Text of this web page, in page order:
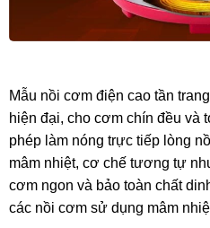
Mẫu nồi cơm điện cao tần
hiện đại, cho cơm chín đều và
phép làm nóng trực tiếp lòng
mâm nhiệt, cơ chế tương tự
cơm ngon và bảo toàn chất
các nồi cơm sử dụng mâm